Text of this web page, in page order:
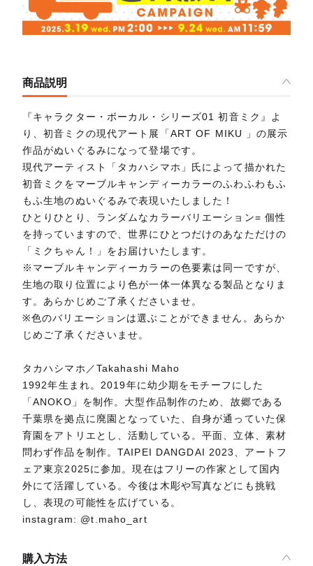
商品説明
『キャラクター・ボーカル・シリーズ01 初音ミク』よ
り、初音ミクの現代アート展「ART OF MIKU 」の展示
作品がぬいぐるみになって登場です。
現代アーティスト「タカハシマホ」氏によって描かれた
初音ミクをマーブルキャンディーカラーのふわふわもふ
もふ生地のぬいぐるみで表現いたしました！
ひとりひとり、ランダムなカラーバリエーション= 個性
を持っていますので、世界にひとつだけのあなただけの
「ミクちゃん！」をお届けいたします。
※マーブルキャンディーカラーの色要素は同一ですが、
生地の取り位置により色が一体一体異なる製品となりま
す。あらかじめご了承くださいませ。
※色のバリエーションは選ぶことができません。あらか
じめご了承くださいませ。
タカハシマホ／Takahashi Maho
1992年生まれ。2019年に幼少期をモチーフにした
「ANOKO」を制作。大型作品制作のため、故郷である
千葉県を拠点に廃園となっていた、自身が通っていた保
育園をアトリエとし、活動している。平面、立体、素材
問わず作品を制作。TAIPEI DANGDAI 2023、アートフ
ェア東京2025に参加。現在はフリーの作家として国内
外にて活躍している。今後は木彫や写真などにも挑戦
し、表現の可能性を広げている。
instagram: @t.maho_art
購入方法